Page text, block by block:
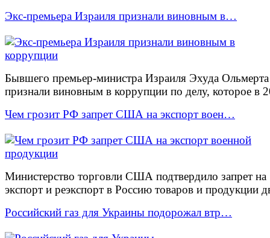
Экс-премьера Израиля признали виновным в…
Бывшего премьер-министра Израиля Эхуда Ольмерта
признали виновным в коррупции по делу, которое в
Чем грозит РФ запрет США на экспорт воен…
Министерство торговли США подтвердило запрет на
экспорт и реэкспорт в Россию товаров и продукции
Российский газ для Украины подорожал втр…